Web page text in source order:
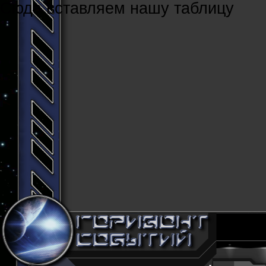
Cюда вставляем нашу таблицу